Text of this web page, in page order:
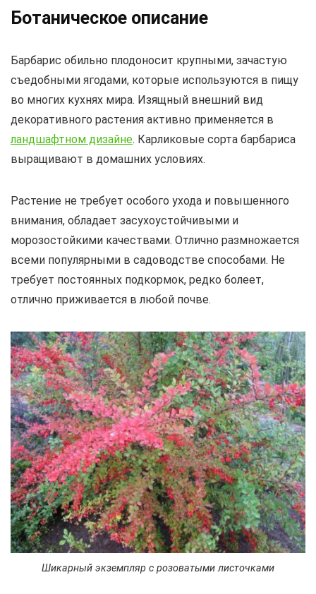
Ботаническое описание
Барбарис обильно плодоносит крупными, зачастую
съедобными ягодами, которые используются в пищу
во многих кухнях мира. Изящный внешний вид
декоративного растения активно применяется в
ландшафтном дизайне. Карликовые сорта барбариса
выращивают в домашних условиях.
Растение не требует особого ухода и повышенного
внимания, обладает засухоустойчивыми и
морозостойкими качествами. Отлично размножается
всеми популярными в садоводстве способами. Не
требует постоянных подкормок, редко болеет,
отлично приживается в любой почве.
Шикарный экземпляр с розоватыми листочками